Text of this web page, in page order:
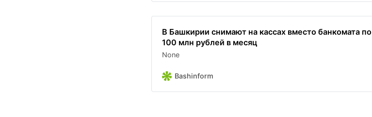
В Башкирии снимают на кассах вместо банкомата по
100 млн рублей в месяц
None
Bashinform